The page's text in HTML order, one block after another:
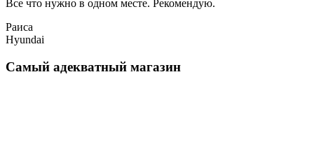
Все что нужно в одном месте. Рекомендую.
Раиса
Hyundai
Самый адекватный магазин